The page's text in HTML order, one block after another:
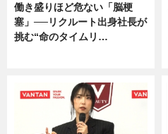
働き盛りほど危ない「脳梗
塞」──リクルート出身社長が
挑む“命のタイムリ…